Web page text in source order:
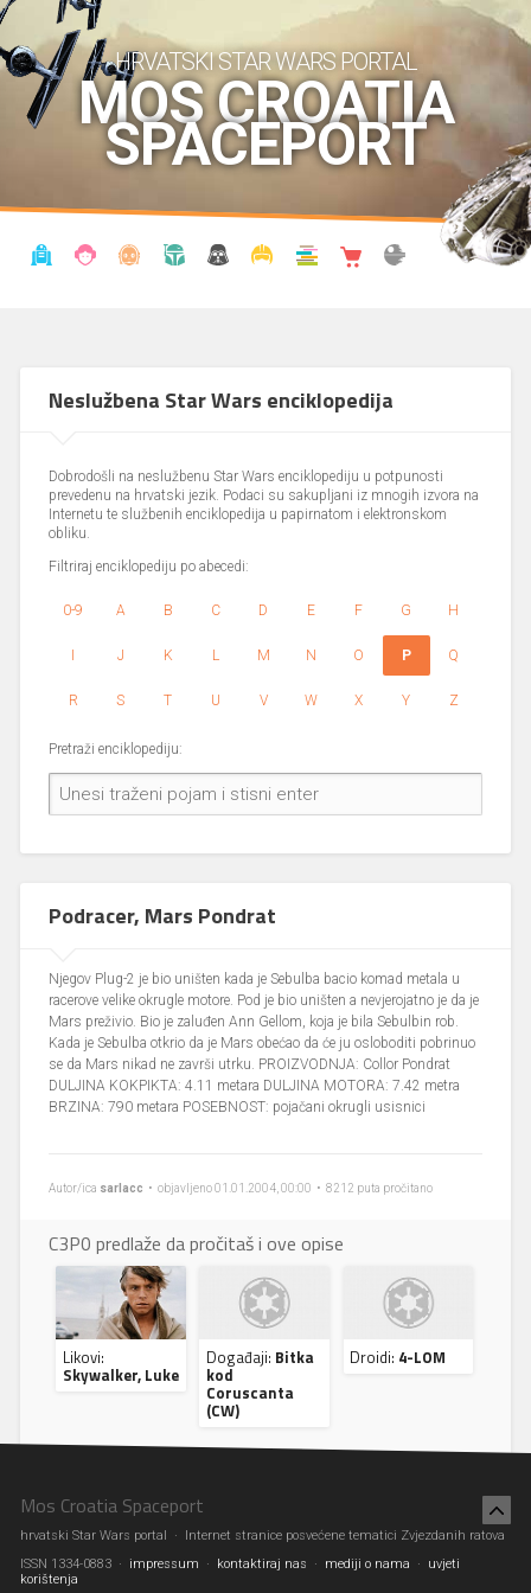
HRVATSKI STAR WARS PORTAL
MOS CROATIA
SPACEPORT
Neslužbena Star Wars enciklopedija
Dobrodošli na neslužbenu Star Wars enciklopediju u potpunosti
prevedenu na hrvatski jezik. Podaci su sakupljani iz mnogih izvora na
Internetu te službenih enciklopedija u papirnatom i elektronskom
obliku.
Filtriraj enciklopediju po abecedi:
0-9 A B C D E F G H
I J K L M N O P Q
R S T U V W X Y Z
Pretraži enciklopediju:
Podracer, Mars Pondrat
Njegov Plug-2 je bio uništen kada je Sebulba bacio komad metala u
racerove velike okrugle motore. Pod je bio uništen a nevjerojatno je da je
Mars preživio. Bio je zaluđen Ann Gellom, koja je bila Sebulbin rob.
Kada je Sebulba otkrio da je Mars obećao da će ju osloboditi pobrinuo
se da Mars nikad ne završi utrku. PROIZVODNJA: Collor Pondrat
DULJINA KOKPIKTA: 4.11 metara DULJINA MOTORA: 7.42 metra
BRZINA: 790 metara POSEBNOST: pojačani okrugli usisnici
Autor/ica sarlacc • objavljeno 01.01.2004, 00:00 • 8212 puta pročitano
C3P0 predlaže da pročitaš i ove opise
Likovi:
Skywalker, Luke
Događaji: Bitka
kod
Coruscanta
(CW)
Droidi: 4-LOM
Mos Croatia Spaceport
hrvatski Star Wars portal · Internet stranice posvećene tematici Zvjezdanih ratova
ISSN 1334-0883 ·
impressum · kontaktiraj nas · mediji o nama ·
uvjeti
korištenja